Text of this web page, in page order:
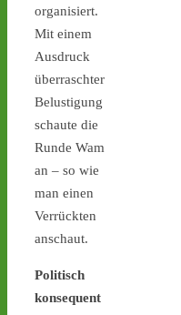
organisiert.
Mit einem
Ausdruck
überraschter
Belustigung
schaute die
Runde Wam
an – so wie
man einen
Verrückten
anschaut.
Politisch
konsequent